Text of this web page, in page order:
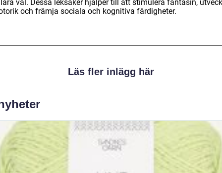
val. Dessa leksaker hjälper till att stimulera fantasin,
och främja sociala och kognitiva färdigheter.
Läs fler inlägg här